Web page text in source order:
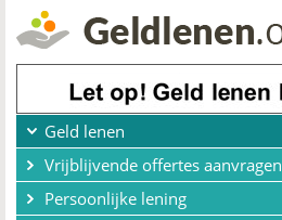
Geld lenen
Vrijblijvende offertes aanvragen
Persoonlijke lening